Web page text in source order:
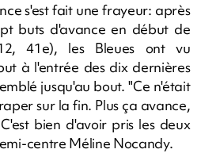
s'est fait une frayeur: après
buts d'avance en début de
41e), les Bleues ont vu
à l'entrée des dix dernières
jusqu'au bout. "Ce n'était
sur la fin. Plus ça avance,
bien d'avoir pris les deux
centre Méline Nocandy.